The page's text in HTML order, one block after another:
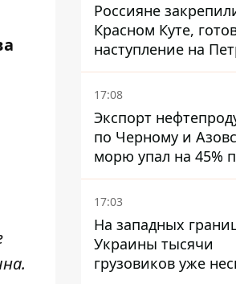
Россияне
Красном Куте,
наступление на
на Дружковском
направлении есть
обхода позиций ВСУ
17:08
Экспорт
по Черному и
морю упал на 45%
ударов Украины
17:03
На западных
Украины тысячи
грузовиков уже